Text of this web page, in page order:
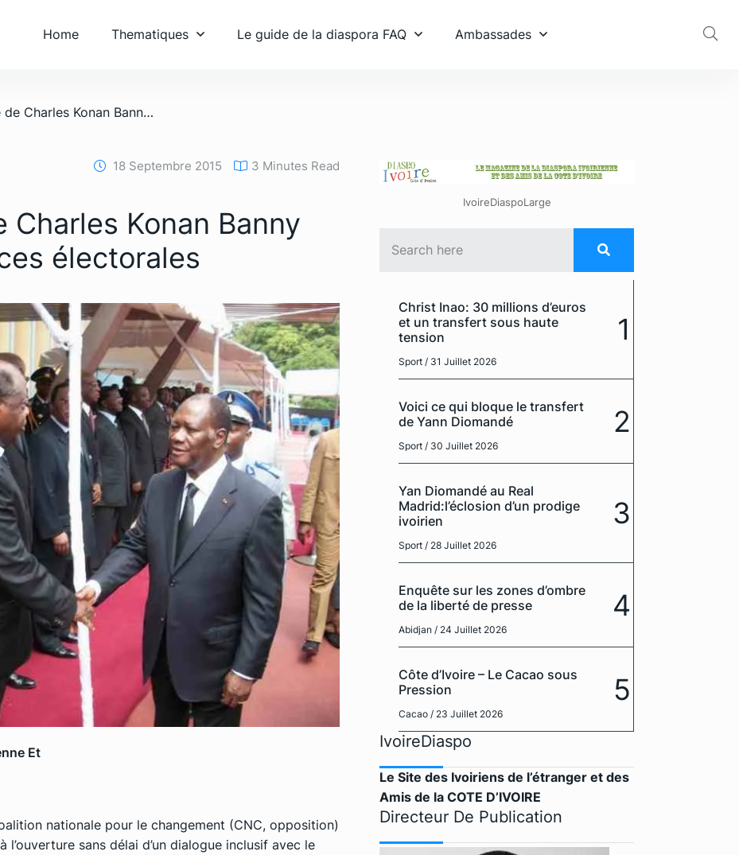
Home Thematiques Le guide de la diaspora FAQ Ambassades
/ Mise en garde de Charles Konan Banny contre les violences électorales
18 Septembre 2015 3 Minutes Read
Charles Konan Banny
électorales
Et
nationale pour le changement (CNC, opposition)
l’ouverture sans délai d’un dialogue inclusif avec le
IvoireDiaspoLarge
Christ Inao: 30 millions d’euros
et un transfert sous haute
tension
Sport / 31 Juillet 2026
1
Voici ce qui bloque le transfert
de Yann Diomandé
Sport / 30 Juillet 2026
2
Yan Diomandé au Real
Madrid:l’éclosion d’un prodige
ivoirien
Sport / 28 Juillet 2026
3
Enquête sur les zones d’ombre
de la liberté de presse
Abidjan / 24 Juillet 2026
4
Côte d’Ivoire – Le Cacao sous
Pression
Cacao / 23 Juillet 2026
5
IvoireDiaspo
Le Site des Ivoiriens de l’étranger et des
Amis de la COTE D’IVOIRE
Directeur De Publication